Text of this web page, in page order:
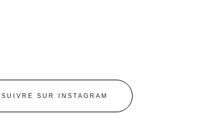
SUIVRE SUR INSTAGRAM